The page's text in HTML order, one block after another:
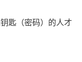
匙（密码）的人才